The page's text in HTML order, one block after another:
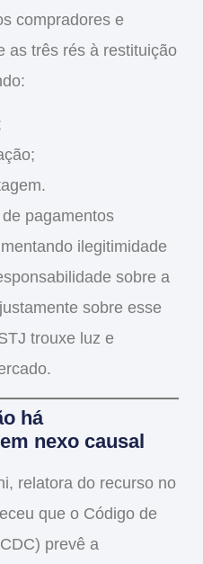
compradores e
as três rés à restituição
pagamentos
ilegitimidade
sobre a
sobre esse
trouxe luz e
há
nexo causal
, relatora do recurso no
que o Código de
prevê a